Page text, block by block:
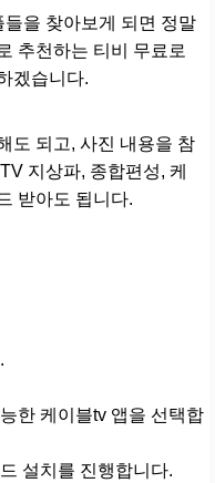
을 찾아보게 되면 정말
추천하는 티비 무료로
겠습니다.
도 되고, 사진 내용을 참
지상파, 종합편성, 케
받아도 됩니다.
한 케이블tv 앱을 선택합
설치를 진행합니다.